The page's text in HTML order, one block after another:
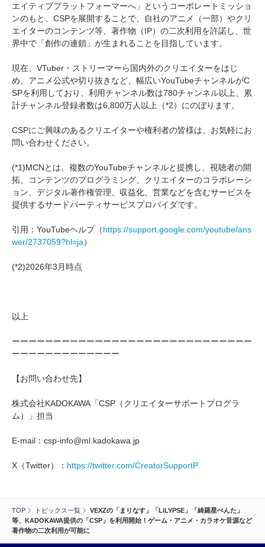
TOP トピックス一覧
VEXZの「まりなす」「LiLYPSE」「綺羅星ぺんた」
等、KADOKAWA提供の「CSP」を利用開始！ゲーム・アニメ・カラオケ音源など
著作物の二次利用が可能に
エイティブプラットフォーマーへ」というコーポレートミッショ
ンのもと、CSPを展開することで、自社のアニメ（一部）やクリ
エイターのコンテンツ等、著作物（IP）の二次利用を許諾し、世
界中で「創作の連鎖」が生まれることを目指しています。
現在、VTuber・ストリーマーら国内外のクリエイターをはじ
め、アニメ公式や切り抜きなど、幅広いYouTubeチャンネルがC
SPを利用しており、利用チャンネル数は780チャンネル以上、累
計チャンネル登録者数は6,800万人以上（*2）にのぼります。
CSPにご興味のあるクリエイターや権利者の皆様は、お気軽にお
問い合わせください。
(*1)MCNとは、複数のYouTubeチャンネルと提携し、視聴者の開
拓、コンテンツのプログラミング、クリエイターのコラボレーシ
ョン、デジタル著作権管理、収益化、営業などを含むサービスを
提供するサードパーティサービスプロバイダです。
引用：YouTubeヘルプ（https://support.google.com/youtube/ans
wer/2737059?hl=ja）
(*2)2026年3月時点
以上
ーーーーーーーーーーーーーーーーーーーーーーーーーーーーー
ーーーーーーーーーーーーー
【お問い合わせ先】
株式会社KADOKAWA「CSP（クリエイターサポートプログラ
ム）」担当
E-mail：csp-info@ml.kadokawa.jp
X（Twitter）： https://twitter.com/CreatorSupportP